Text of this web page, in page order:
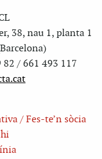
38, nau 1, planta 1
82 / 661 493 117
/ Fes-te’n sòcia